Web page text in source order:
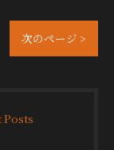
次のページ >
Posts